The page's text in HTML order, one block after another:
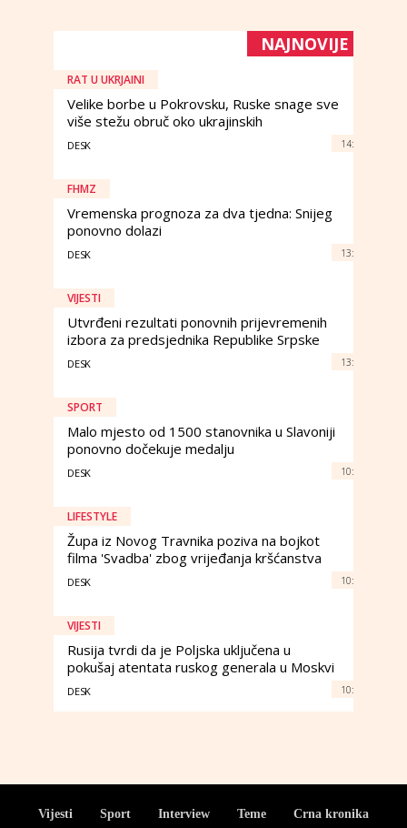
NAJNOVIJE
RAT U UKRJAINI
Velike borbe u Pokrovsku, Ruske snage sve
više stežu obruč oko ukrajinskih
DESK 14:
FHMZ
Vremenska prognoza za dva tjedna: Snijeg
ponovno dolazi
DESK 13:
VIJESTI
Utvrđeni rezultati ponovnih prijevremenih
izbora za predsjednika Republike Srpske
DESK 13:
SPORT
Malo mjesto od 1500 stanovnika u Slavoniji
ponovno dočekuje medalju
DESK 10:
LIFESTYLE
Župa iz Novog Travnika poziva na bojkot
filma 'Svadba' zbog vrijeđanja kršćanstva
DESK 10:
VIJESTI
Rusija tvrdi da je Poljska uključena u
pokušaj atentata ruskog generala u Moskvi
DESK 10:
Vijesti Sport Interview Teme Crna kronika